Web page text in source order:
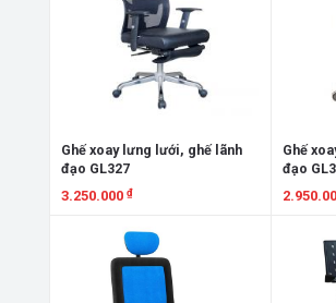
Ghế xoay lưng lưới, ghế lãnh
đạo GL327
3.250.000 ₫
Xem chi tiết
Ghế
đạo